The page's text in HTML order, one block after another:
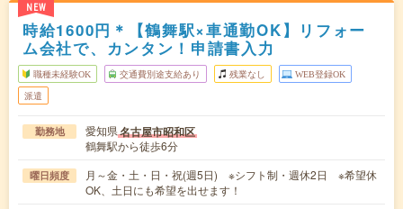
NEW
時給1600円＊【鶴舞駅×車通勤OK】リフォー
ム会社で、カンタン！申請書入力
職種未経験OK 交通費別途支給あり 残業なし WEB登録OK
派遣
勤務地 愛知県名古屋市昭和区
鶴舞駅から徒歩6分
曜日頻度
月～金・土・日・祝(週5日) ※シフト制・週休2日 ※希望休
OK、土日にも希望を出せます！